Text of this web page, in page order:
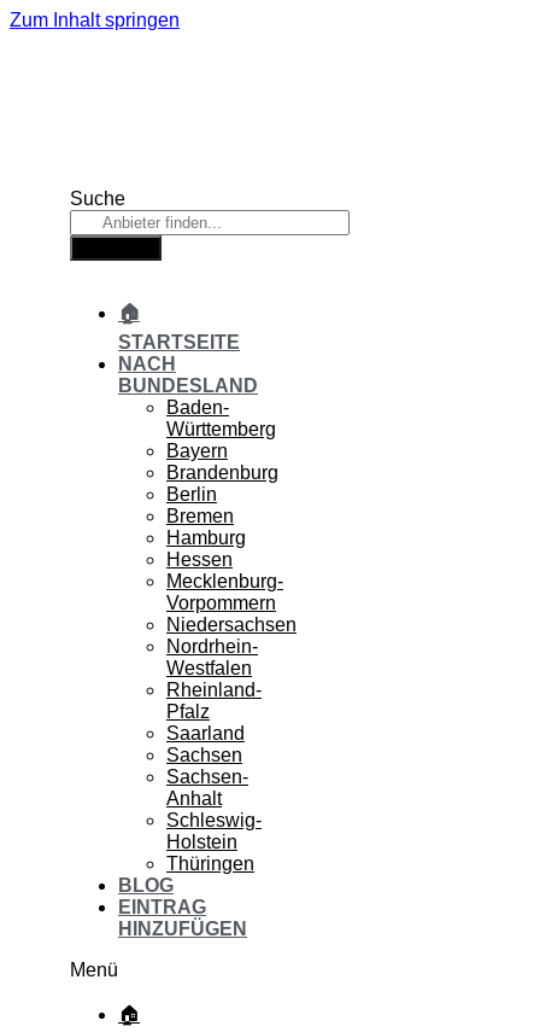
Zum Inhalt springen
Suche
🏠
STARTSEITE
NACH
BUNDESLAND
Baden-
Württemberg
Bayern
Brandenburg
Berlin
Bremen
Hamburg
Hessen
Mecklenburg-
Vorpommern
Niedersachsen
Nordrhein-
Westfalen
Rheinland-
Pfalz
Saarland
Sachsen
Sachsen-
Anhalt
Schleswig-
Holstein
Thüringen
BLOG
EINTRAG
HINZUFÜGEN
Menü
🏠